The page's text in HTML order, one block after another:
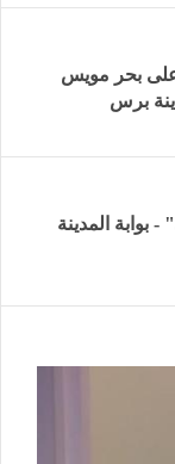
بحر مويس
برس
تحطم مقاتلة أميركية من طراز "إف-35" - بوابة المدينة